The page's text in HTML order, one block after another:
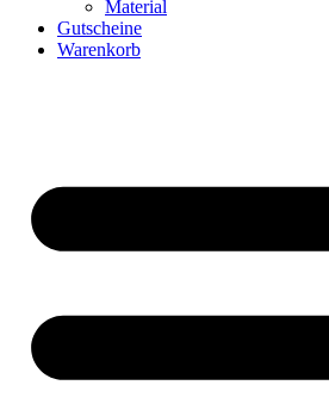
Material
Gutscheine
Warenkorb